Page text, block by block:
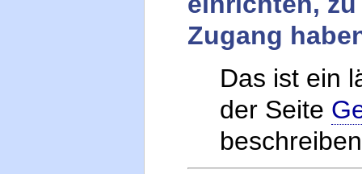
Zugang
Das ist ein
der Seite